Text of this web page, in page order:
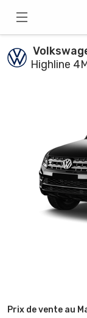
Highline
Prix de vente au